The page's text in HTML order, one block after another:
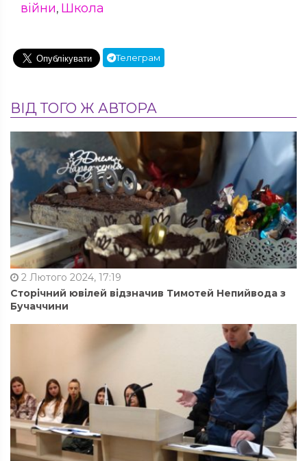
війни, Школа
Телеграм
ВІД ТОГО Ж АВТОРА
2 Лютого 2024, 17:19
Сторічний ювілей відзначив Тимотей Непийвода з
Бучаччини